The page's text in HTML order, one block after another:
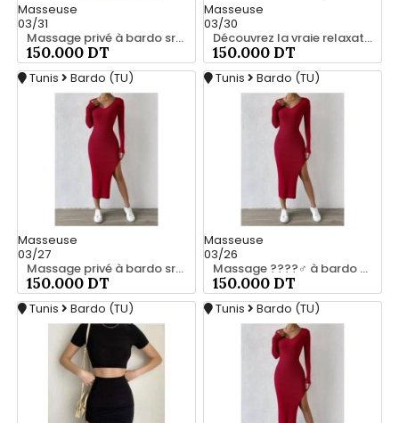
Masseuse
03/31
Massage privé à bardo srd 55066248
150.000 DT
Masseuse
03/30
Découvrez la vraie relaxation pour les hommes srd à bardo 20466285
150.000 DT
Tunis Bardo (TU)
Masseuse
03/27
Massage privé à bardo srd 20466285
150.000 DT
Tunis Bardo (TU)
Masseuse
03/26
Massage ????‍♂️ à bardo srd chez moi 55066248
150.000 DT
Tunis Bardo (TU) Tunis Bardo (TU)